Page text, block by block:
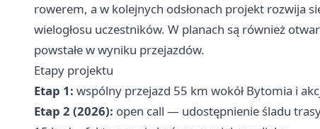
rowerem, a w kolejnych odsłonach projekt rozwija
wielogłosu uczestników. W planach są również
powstałe w wyniku przejazdów.
Etapy projektu
Etap 1: wspólny przejazd 55 km wokół Bytomia i
Etap 2 (2026): open call — udostępnienie śladu